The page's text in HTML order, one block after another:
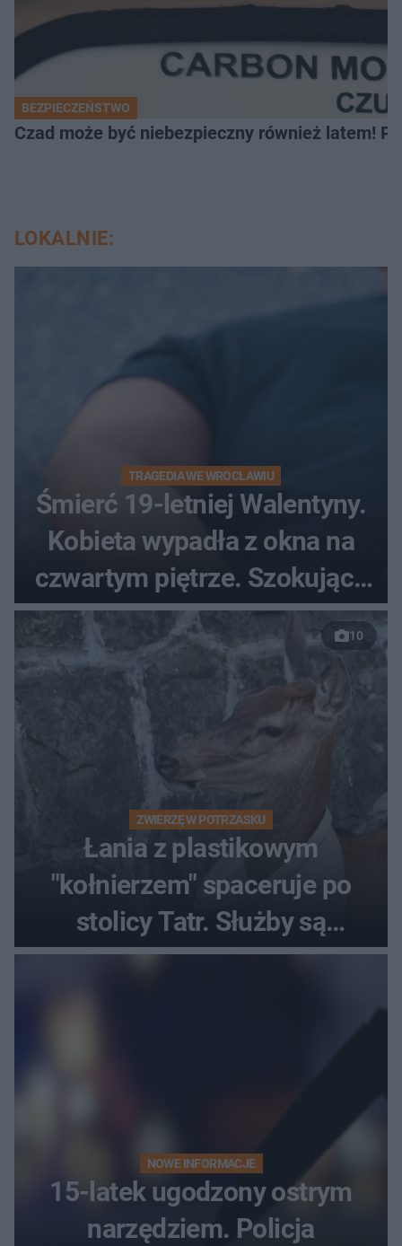
BEZPIECZEŃSTWO
Czad może być niebezpieczny również latem!
LOKALNIE:
TRAGEDIA WE WROCŁAWIU
Śmierć 19-letniej Walentyny.
Kobieta wypadła z okna na
czwartym piętrze. Szokujące
nagranie trafiło do sieci
10
ZWIERZĘ W POTRZASKU
Łania z plastikowym
"kołnierzem" spaceruje po
stolicy Tatr. Służby są
bezradne
NOWE INFORMACJE
15-latek ugodzony ostrym
narzędziem. Policja